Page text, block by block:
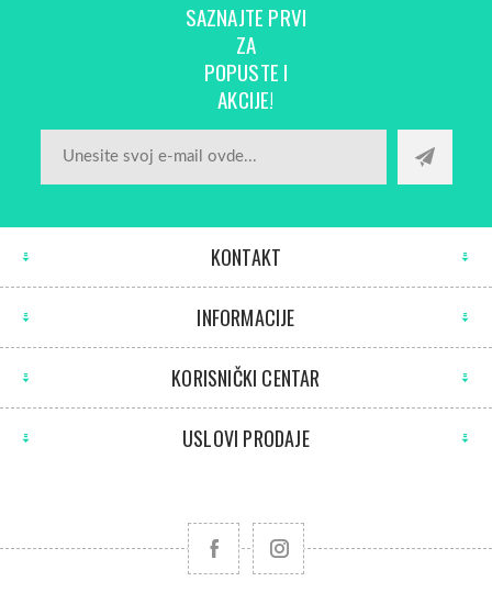
SAZNAJTE PRVI
ZA
POPUSTE I
AKCIJE!
KONTAKT
INFORMACIJE
KORISNIČKI CENTAR
USLOVI PRODAJE